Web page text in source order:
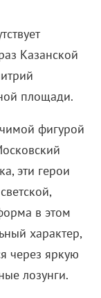
Казанской
площади.
фигурой
эти герои
в этом
характер,
через яркую
лозунги.